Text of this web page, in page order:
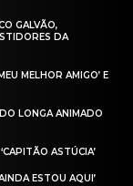
GALVÃO,
DA
MELHOR AMIGO’ E
LONGA ANIMADO
ASTÚCIA’
ESTOU AQUI’